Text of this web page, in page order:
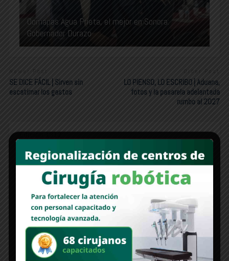
Oomapas Agua Prieta, el mejor en Sonora:
Gobernador Durazo
Newer Post
SE DICE FÁCIL | Sirven sin
escatimar los gastos
Older Post
LO PIENSO, LO ESCRIBO | Aduana,
fotos y la pasarela adelantada
rumbo al 2027
Edición 1312